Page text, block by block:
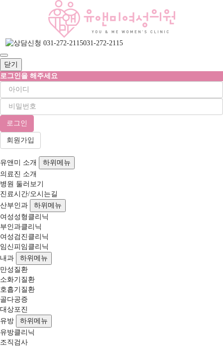
031-272-2115
닫기
로그인을 해주세요
회원가입
유앤미 소개
하위메뉴
의료진 소개
병원 둘러보기
진료시간/오시는길
산부인과
하위메뉴
여성성형클리닉
부인과클리닉
여성검진클리닉
임신피임클리닉
내과
하위메뉴
만성질환
소화기질환
호흡기질환
골다공증
대상포진
유방
하위메뉴
유방클리닉
조직검사